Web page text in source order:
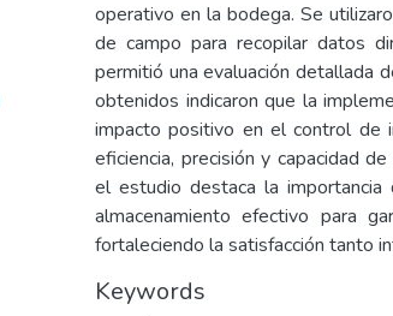
operativo en la bodega. Se
de campo para recopilar datos
permitió una evaluación detallada
obtenidos indicaron que la
impacto positivo en el control de
eficiencia, precisión y capacidad
el estudio destaca la
almacenamiento efectivo para
fortaleciendo la satisfacción tanto
Keywords